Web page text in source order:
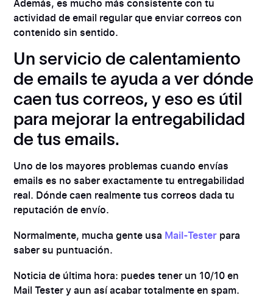
Además, es mucho más consistente con tu
actividad de email regular que enviar correos con
contenido sin sentido.
Un servicio de calentamiento
de emails te ayuda a ver dónde
caen tus correos, y eso es útil
para mejorar la entregabilidad
de tus emails.
Uno de los mayores problemas cuando envías
emails es no saber exactamente tu entregabilidad
real. Dónde caen realmente tus correos dada tu
reputación de envío.
Normalmente, mucha gente usa Mail-Tester para
saber su puntuación.
Noticia de última hora: puedes tener un 10/10 en
Mail Tester y aun así acabar totalmente en spam.